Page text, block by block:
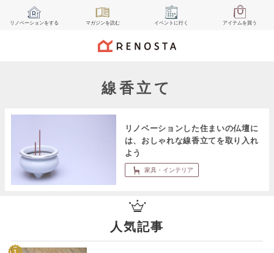
リノベーションをする マガジンを読む イベント に行く アイテムを買う
線香立て
リノベーションした住まいの仏壇に
は、おしゃれな線香立てを取り入れ
よう
家具・インテリア
人気記事